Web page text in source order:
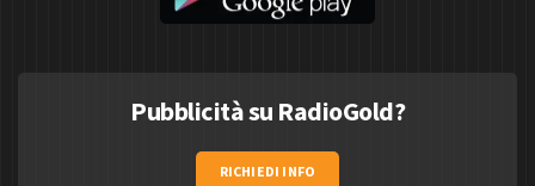
Pubblicità su RadioGold?
RICHIEDI INFO